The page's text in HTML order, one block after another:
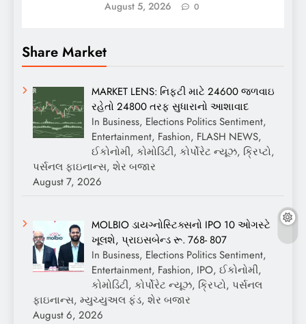
August 5, 2026 0
Share Market
MARKET LENS: નિફ્ટી માટે 24600 જળવાઇ
રહેતો 24800 તરફ સુધારાનો આશાવાદ
In Business, Elections Politics Sentiment,
Entertainment, Fashion, FLASH NEWS,
ઈકોનોમી, કોમોડિટી, કોર્પોરેટ ન્યૂઝ, ક્રિપ્ટો,
પર્સનલ ફાઇનાન્સ, શેર બજાર
August 7, 2026
MOLBIO ડાયગ્નોસ્ટિક્સનો IPO 10 ઓગસ્ટે
ખૂલશે, પ્રાઇસબેન્ડ રૂ. 768- 807
In Business, Elections Politics Sentiment,
Entertainment, Fashion, IPO, ઈકોનોમી,
કોમોડિટી, કોર્પોરેટ ન્યૂઝ, ક્રિપ્ટો, પર્સનલ
ફાઇનાન્સ, મ્યુચ્યુઅલ ફંડ, શેર બજાર
August 6, 2026